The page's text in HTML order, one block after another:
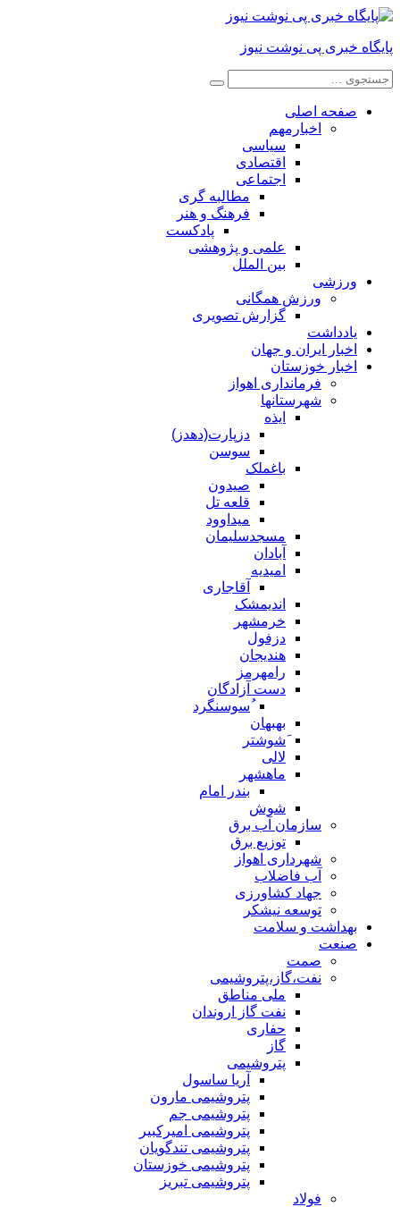
پایگاه خبری پی نوشت نیوز
صفحه اصلی
اخبارمهم
سیاسی
اقتصادی
اجتماعی
مطالبه گری
فرهنگ و هنر
پادکست
علمی و پژوهشی
بین الملل
ورزشی
ورزش همگانی
گزارش تصویری
یادداشت
اخبار ایران و جهان
اخبار خوزستان
فرمانداری اهواز
شهرستانها
ایذه
دزپارت(دهدز)
سوسن
باغملک
صیدون
قلعه تل
میداوود
مسجدسلیمان
آبادان
امیدیه
آقاجاری
اندیمشک
خرمشهر
دزفول
هندیجان
رامهرمز
دست آزادگان
ُسوسنگرد
بهبهان
َشوشتر
لالی
ماهشهر
بندر امام
شوش
سازمان آب برق
توزیع برق
شهرداری اهواز
آب فاضلاب
جهاد کشاورزی
توسعه نیشکر
بهداشت و سلامت
صنعت
صمت
نفت،گاز،پتروشیمی
ملی مناطق
نفت گاز اروندان
حفاری
گاز
پتروشیمی
آریا ساسول
پتروشیمی مارون
پتروشیمی جم
پتروشیمی امیرکبیر
پتروشیمی تندگویان
پتروشیمی خوزستان
پتروشیمی تبریز
فولاد